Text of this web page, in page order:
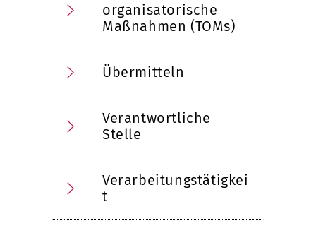
organisatorische
Maßnahmen (TOMs)
Übermitteln
Verantwortliche
Stelle
Verarbeitungstätigkei
t